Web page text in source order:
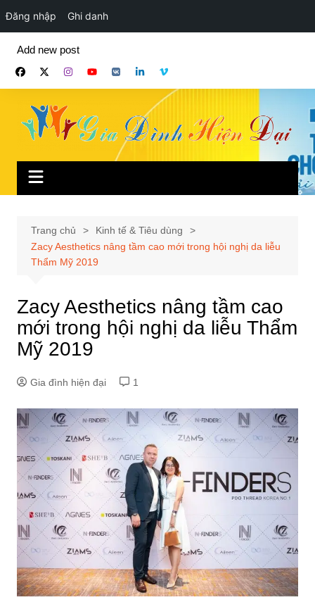
Đăng nhập Ghi danh
phần
Add new post
Trang chủ
Kinh tế & Tiêu dùng
Zacy Aesthetics nâng tầm cao mới trong hội nghị da liễu
Thẩm Mỹ 2019
Zacy Aesthetics nâng tầm cao
mới trong hội nghị da liễu Thẩm
Mỹ 2019
Gia đình hiện đại 1